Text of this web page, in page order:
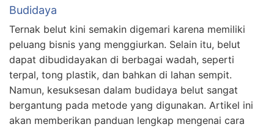
Budidaya
Ternak belut kini semakin digemari karena memiliki
peluang bisnis yang menggiurkan. Selain itu, belut
dapat dibudidayakan di berbagai wadah, seperti
terpal, tong plastik, dan bahkan di lahan sempit.
Namun, kesuksesan dalam budidaya belut sangat
bergantung pada metode yang digunakan. Artikel ini
akan memberikan panduan lengkap mengenai cara